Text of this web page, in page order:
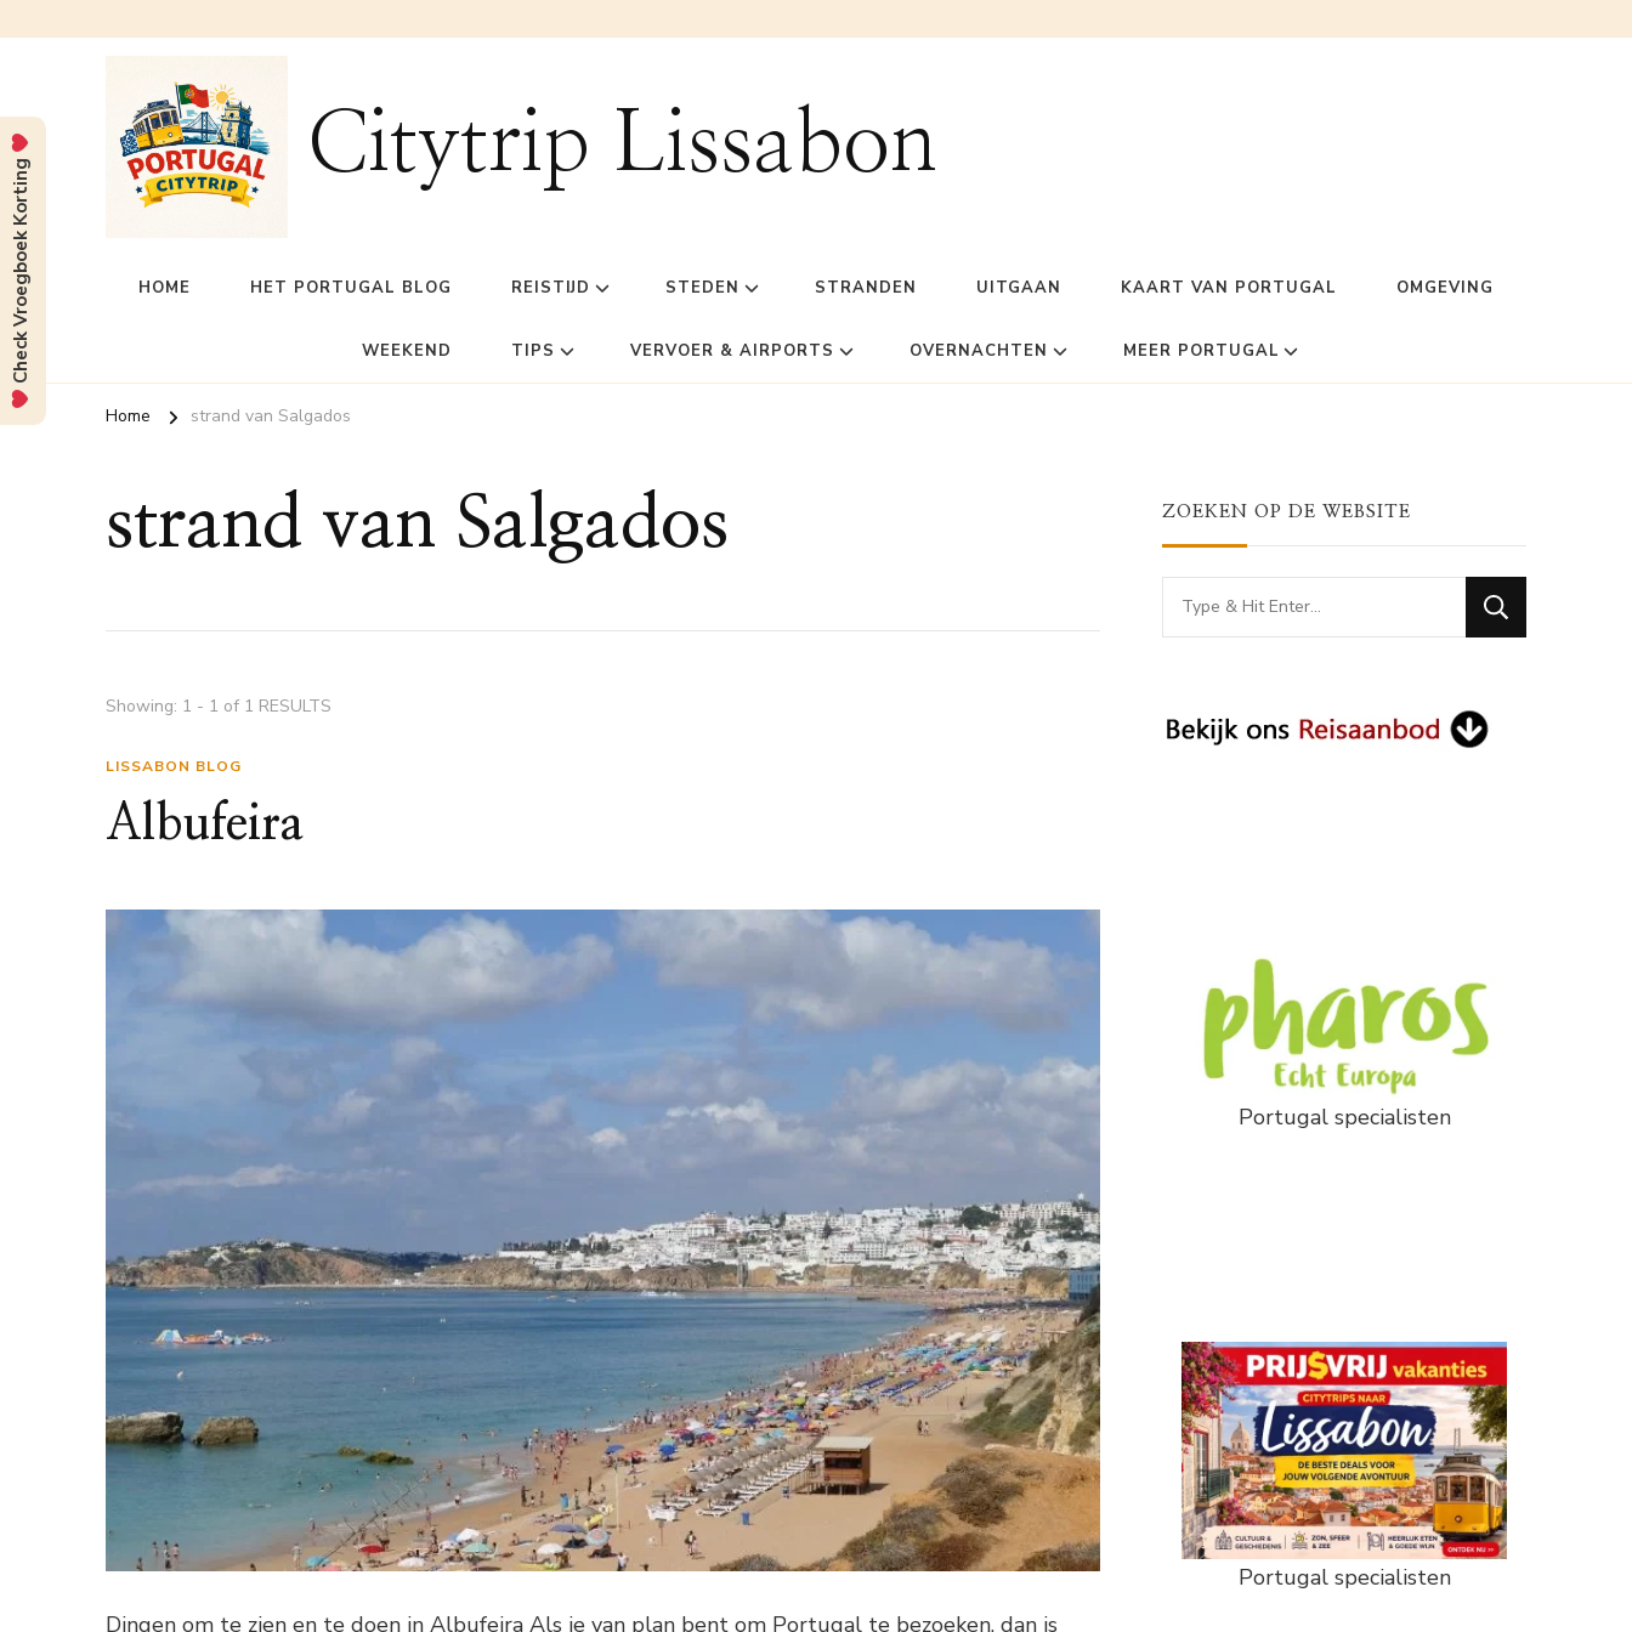
Citytrip Lissabon
HOME HET PORTUGAL BLOG REISTIJD STEDEN STRANDEN UITGAAN KAART VAN PORTUGAL OMGEVING
WEEKEND TIPS VERVOER & AIRPORTS OVERNACHTEN MEER PORTUGAL
Home strand van Salgados
strand van Salgados
Showing: 1 - 1 of 1 RESULTS
LISSABON BLOG
Albufeira
Dingen om te zien en te doen in Albufeira Als je van plan bent om Portugal te bezoeken, dan is
ZOEKEN OP DE WEBSITE
Looking
for
Portugal specialisten
Portugal specialisten
Check Vroegboek Korting